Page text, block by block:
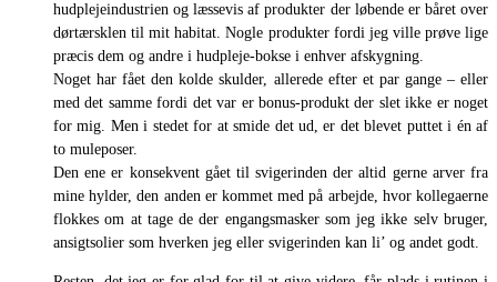
hudplejeindustrien og læssevis af produkter der løbende er båret over
dørtærsklen til mit habitat. Nogle produkter fordi jeg ville prøve lige
præcis dem og andre i hudpleje-bokse i enhver afskygning.
Noget har fået den kolde skulder, allerede efter et par gange – eller
med det samme fordi det var er bonus-produkt der slet ikke er noget
for mig. Men i stedet for at smide det ud, er det blevet puttet i én af
to muleposer.
Den ene er konsekvent gået til svigerinden der altid gerne arver fra
mine hylder, den anden er kommet med på arbejde, hvor kollegaerne
flokkes om at tage de der engangsmasker som jeg ikke selv bruger,
ansigtsolier som hverken jeg eller svigerinden kan li’ og andet godt.